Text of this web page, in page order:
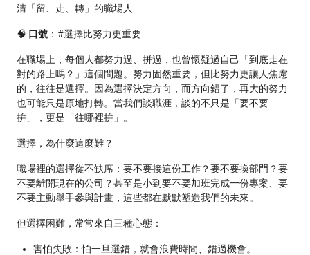
清「留、走、轉」的職場人
🧠 口號 ：#選擇比努力更重要
在職場上，每個人都努力過、拼過，也曾懷疑過自己「到底走在
對的路上嗎？」這個問題。努力固然重要，但比努力更讓人焦慮
的，往往是選擇。因為選擇決定方向，而方向錯了，再大的努力
也可能只是原地打轉。當我們談職涯，談的不只是「要不要
拚」，更是「往哪裡拚」。
選擇，為什麼這麼難？
職場裡的選擇從不缺席：要不要接這份工作？要不要換部門？要
不要離開現在的公司？甚至是小到要不要加班完成一份專案、要
不要主動舉手參與計畫，這些都在默默塑造我們的未來。
但選擇困難，常常來自三種心態：
害怕失敗：怕一旦選錯，就會浪費時間、錯過機會。